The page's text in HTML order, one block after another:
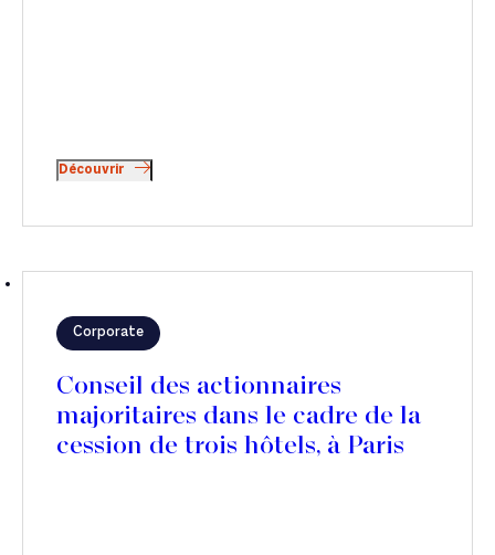
Découvrir
Corporate
Conseil des actionnaires
majoritaires dans le cadre de la
cession de trois hôtels, à Paris